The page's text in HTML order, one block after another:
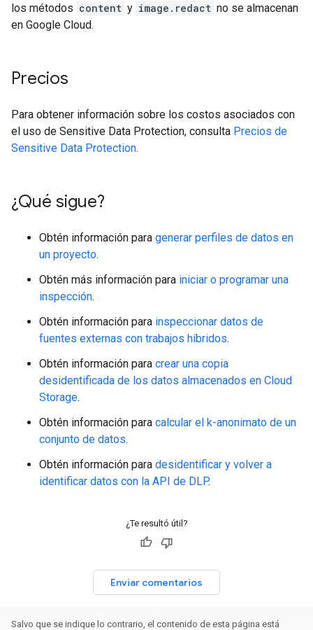
los métodos content y image.redact no se almacenan
en Google Cloud.
Precios
Para obtener información sobre los costos asociados con
el uso de Sensitive Data Protection, consulta Precios de
Sensitive Data Protection.
¿Qué sigue?
Obtén información para generar perfiles de datos en
un proyecto.
Obtén más información para iniciar o programar una
inspección.
Obtén información para inspeccionar datos de
fuentes externas con trabajos híbridos.
Obtén información para crear una copia
desidentificada de los datos almacenados en Cloud
Storage.
Obtén información para calcular el k-anonimato de un
conjunto de datos.
Obtén información para desidentificar y volver a
identificar datos con la API de DLP.
¿Te resultó útil?
Enviar comentarios
Salvo que se indique lo contrario, el contenido de esta página está